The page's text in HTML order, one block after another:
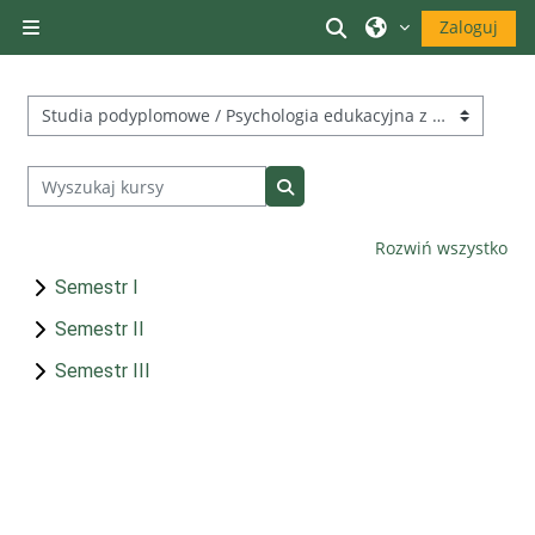
PrzełącznikZaloguj
Kategorie kursów
Wyszukaj kursy
Wyszukaj kursy
Rozwiń wszystko
Semestr I
Semestr II
Semestr III